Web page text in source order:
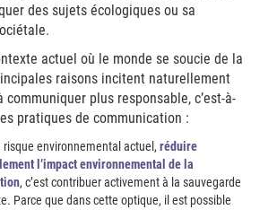
des sujets écologiques ou sa
actuel où le monde se soucie de la
raisons incitent naturellement
communiquer plus responsable, c’est-à-
pratiques de communication :
risque environnemental actuel, réduire
l’impact environnemental de la
, c’est contribuer activement à la sauvegarde
Parce que dans cette optique, il est possible